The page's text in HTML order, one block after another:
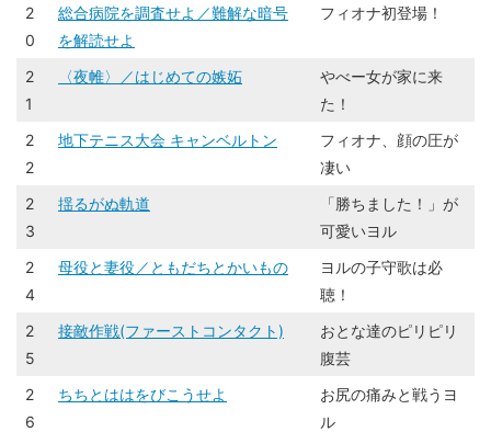
2
0
総合病院を調査せよ／難解な暗号
を解読せよ
フィオナ初登場！
2
1
〈夜帷〉／はじめての嫉妬
やべー女が家に来
た！
2
2
地下テニス大会 キャンベルトン
フィオナ、顔の圧が
凄い
2
3
揺るがぬ軌道
「勝ちました！」が
可愛いヨル
2
4
母役と妻役／ともだちとかいもの
ヨルの子守歌は必
聴！
2
5
接敵作戦(ファーストコンタクト)
おとな達のピリピリ
腹芸
2
6
ちちとははをびこうせよ
お尻の痛みと戦うヨ
ル